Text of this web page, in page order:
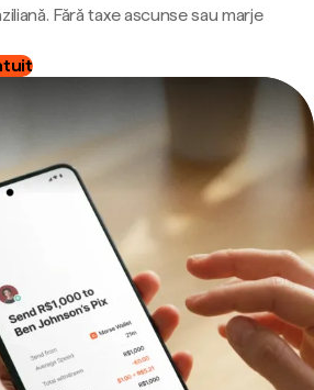
Fără taxe ascunse sau marje